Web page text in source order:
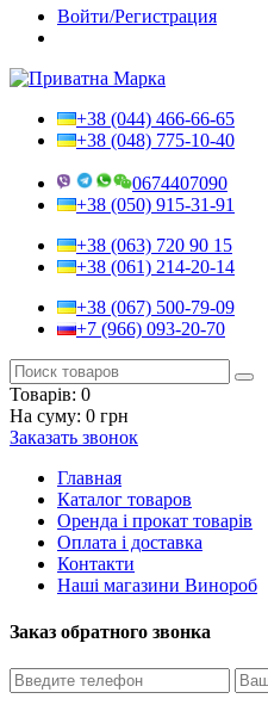
Войти/Регистрация
+38 (044) 466-66-65
+38 (048) 775-10-40
0674407090
+38 (050) 915-31-91
+38 (063) 720 90 15
+38 (061) 214-20-14
+38 (067) 500-79-09
+7 (966) 093-20-70
Товарів: 0
На суму: 0 грн
Заказать звонок
Главная
Каталог товаров
Оренда і прокат товарів
Оплата і доставка
Контакти
Наші магазини Винороб
Заказ обратного звонка